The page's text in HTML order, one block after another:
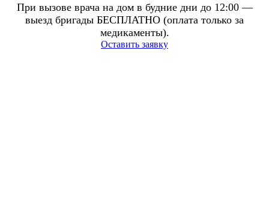
При вызове врача на дом в будние дни до 12:00 —
выезд бригады БЕСПЛАТНО (оплата только за
медикаменты).
Оставить заявку